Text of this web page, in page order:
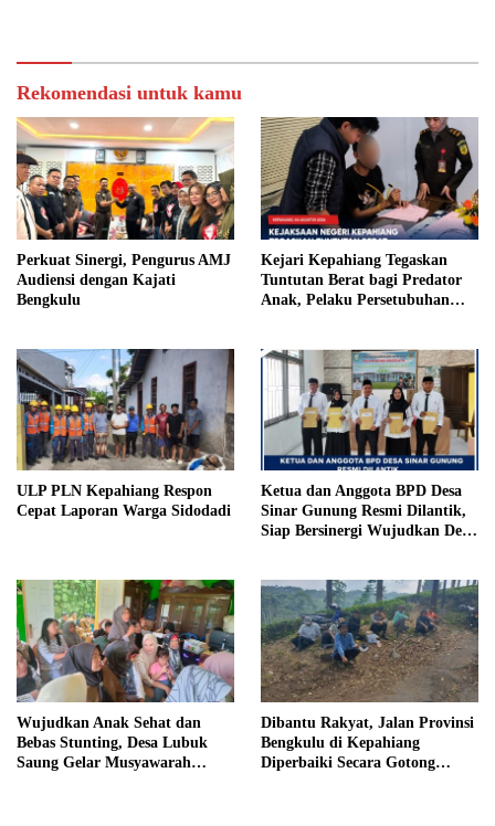
Rekomendasi untuk kamu
Perkuat Sinergi, Pengurus AMJ
Audiensi dengan Kajati
Bengkulu
Kejari Kepahiang Tegaskan
Tuntutan Berat bagi Predator
Anak, Pelaku Persetubuhan
Penjara
ULP PLN Kepahiang Respon
Cepat Laporan Warga Sidodadi
Ketua dan Anggota BPD Desa
Sinar Gunung Resmi Dilantik,
Siap Bersinergi Wujudkan Desa
Wujudkan Anak Sehat dan
Bebas Stunting, Desa Lubuk
Saung Gelar Musyawarah
Dibantu Rakyat, Jalan Provinsi
Bengkulu di Kepahiang
Diperbaiki Secara Gotong